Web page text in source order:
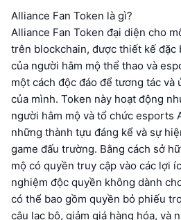
Alliance Fan Token là gì?
Alliance Fan Token đại diện cho
trên blockchain, được thiết kế đặc
của người hâm mộ thể thao và
một cách độc đáo để tương tác và
của mình. Token này hoạt động
người hâm mộ và tổ chức esports
những thành tựu đáng kể và sự
game đấu trường. Bằng cách sở
mộ có quyền truy cập vào các lợi
nghiệm độc quyền không dành
có thể bao gồm quyền bỏ phiếu
câu lạc bộ, giảm giá hàng hóa, và